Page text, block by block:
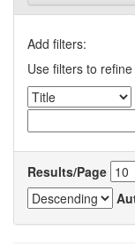
Add filters:
Use filters to
Results/Page